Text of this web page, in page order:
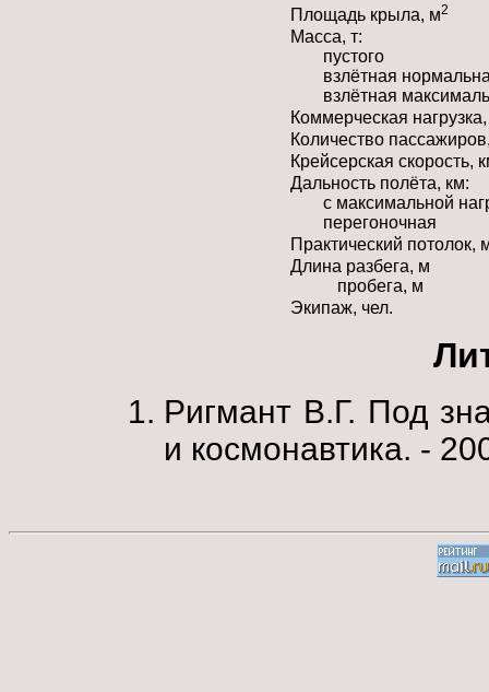
Площадь крыла, м2
Масса, т:
пустого
взлётная
взлётная
Коммерческая нагрузка,
Количество
Крейсерская скорость,
Дальность полёта, км:
с максимальной
перегоночная
Практический потолок,
Длина разбега, м
пробега, м
Экипаж, чел.
Ригмант В.Г. Под
и космонавтика. -